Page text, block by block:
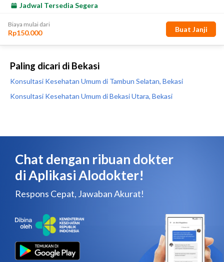
Paling dicari di Bekasi
Konsultasi Kesehatan Umum di Tambun Selatan, Bekasi
Konsultasi Kesehatan Umum di Bekasi Utara, Bekasi